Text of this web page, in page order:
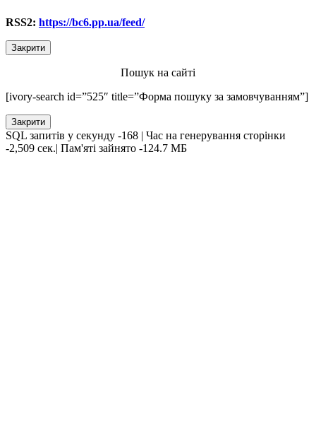
RSS2: https://bc6.pp.ua/feed/
Закрити
Пошук на сайті
[ivory-search id=”525″ title=”Форма пошуку за замовчуванням”]
Закрити
SQL запитів у секунду -168 | Час на генерування сторінки
-2,509 сек.| Пам'яті зайнято -124.7 МБ